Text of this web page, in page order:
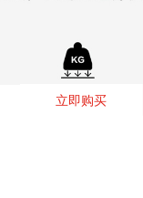
立即购买